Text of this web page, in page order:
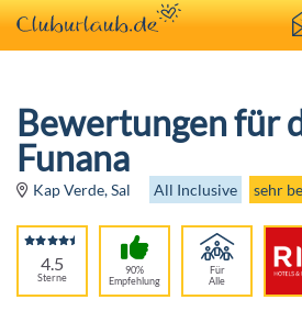
Bewertungen für
Funana
Kap Verde, Sal All Inclusive sehr
4.5
Sterne
90%
Empfehlung
Für
Alle